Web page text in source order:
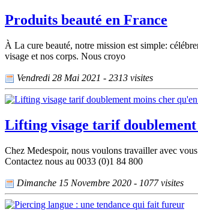
Produits beauté en France
À La cure beauté, notre mission est simple:
visage et nos corps. Nous croyo
Vendredi 28 Mai 2021 - 2313 visites
Lifting visage tarif
Chez Medespoir, nous voulons travailler avec
Contactez nous au 0033 (0)1 84 800
Dimanche 15 Novembre 2020 - 1077 visites